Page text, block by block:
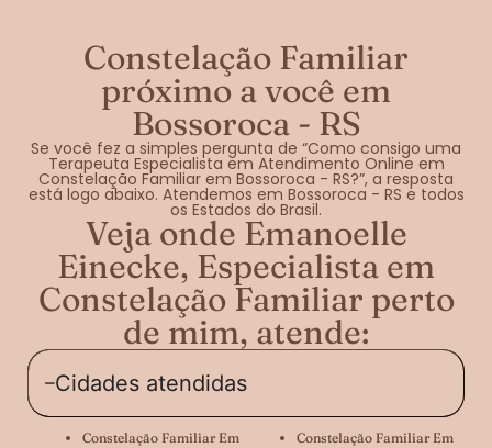
Constelação Familiar
próximo a você em
Bossoroca - RS
Se você fez a simples pergunta de “Como consigo uma
Terapeuta Especialista em Atendimento Online em
Constelação Familiar em Bossoroca - RS?”, a resposta
está logo abaixo. Atendemos em Bossoroca - RS e todos
os Estados do Brasil.
Veja onde Emanoelle
Einecke, Especialista em
Constelação Familiar perto
de mim, atende:
Cidades atendidas
Constelação Familiar Em
Constelação Familiar Em